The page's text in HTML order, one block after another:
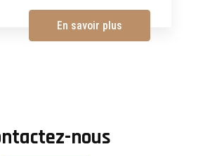
En savoir plus
nous